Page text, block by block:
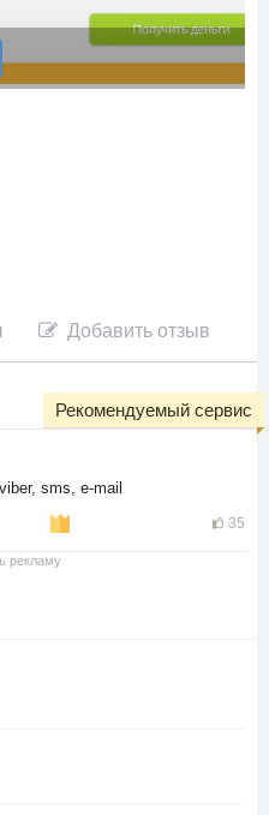
Добавить отзыв
sms, e-mail
35
Рекомендуемый сервис
рекламу